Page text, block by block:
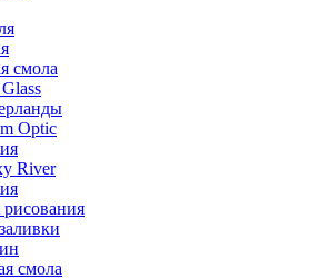
смола
Optic
River
смола